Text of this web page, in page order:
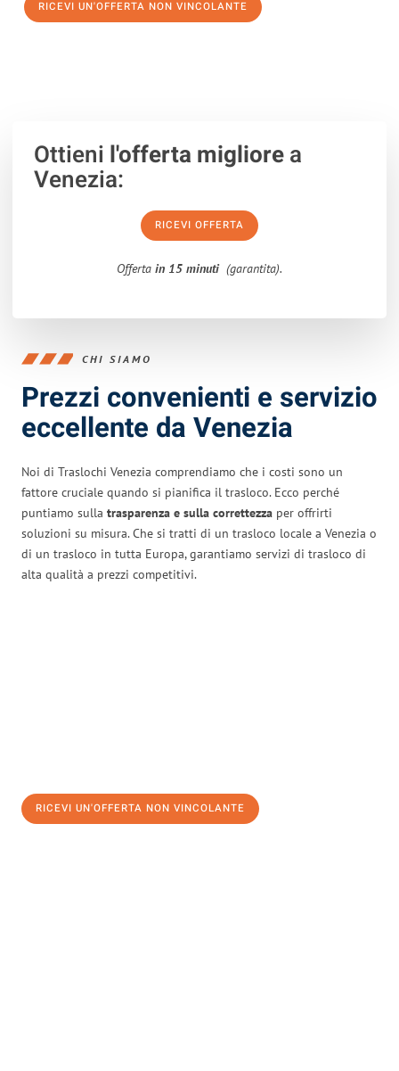
RICEVI UN'OFFERTA NON VINCOLANTE
Ottieni l'offerta migliorea
Venezia:
RICEVI OFFERTA
Offerta in 15 minuti (garantita).
CHI SIAMO
Prezzi convenienti e servizio
eccellente da Venezia
Noi di Traslochi Venezia comprendiamo che i costi sono un
fattore cruciale quando si pianifica il trasloco. Ecco perché
puntiamo sulla trasparenza e sulla correttezza per offrirti
soluzioni su misura. Che si tratti di un trasloco locale a Venezia o
di un trasloco in tutta Europa, garantiamo servizi di trasloco di
alta qualità a prezzi competitivi.
RICEVI UN'OFFERTA NON VINCOLANTE